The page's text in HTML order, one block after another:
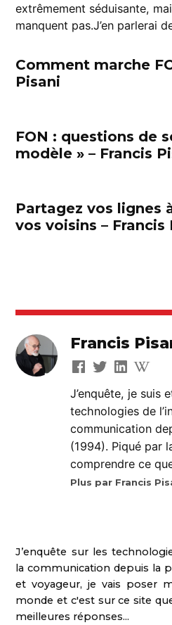
extrêmement séduisante,
manquent pas.J’en parlerai
Comment marche
Pisani
FON : questions de
modèle » – Francis
Partagez vos lignes
vos voisins – Francis
Francis
J’enquête, je suis
technologies de
communication
(1994). Piqué par
comprendre ce
Plus par Francis
J’enquête sur les
la communication depuis la
et voyageur, je vais poser
monde et c'est sur ce site
meilleures réponses...